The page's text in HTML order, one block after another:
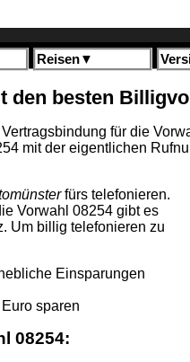
Reisen▼
den besten
für die
mit der eigentlichen
fürs telefonieren.
Vorwahl 08254 gibt es
Um billig telefonieren zu
Einsparungen
sparen
08254: